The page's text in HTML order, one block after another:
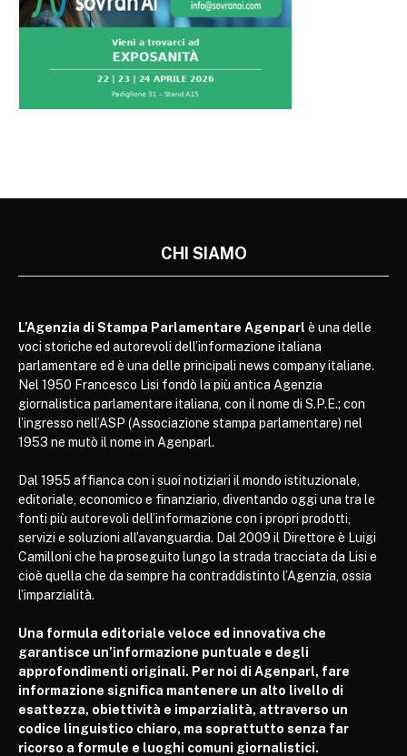
CHI SIAMO
L’Agenzia di Stampa Parlamentare Agenparl è una delle
voci storiche ed autorevoli dell’informazione italiana
parlamentare ed è una delle principali news company italiane.
Nel 1950 Francesco Lisi fondò la più antica Agenzia
giornalistica parlamentare italiana, con il nome di S.P.E.; con
l’ingresso nell’ASP (Associazione stampa parlamentare) nel
1953 ne mutò il nome in Agenparl.
Dal 1955 affianca con i suoi notiziari il mondo istituzionale,
editoriale, economico e finanziario, diventando oggi una tra le
fonti più autorevoli dell’informazione con i propri prodotti,
servizi e soluzioni all’avanguardia. Dal 2009 il Direttore è Luigi
Camilloni che ha proseguito lungo la strada tracciata da Lisi e
cioè quella che da sempre ha contraddistinto l’Agenzia, ossia
l’imparzialità.
Una formula editoriale veloce ed innovativa che
garantisce un’informazione puntuale e degli
approfondimenti originali. Per noi di Agenparl, fare
informazione significa mantenere un alto livello di
esattezza, obiettività e imparzialità, attraverso un
codice linguistico chiaro, ma soprattutto senza far
ricorso a formule e luoghi comuni giornalistici.